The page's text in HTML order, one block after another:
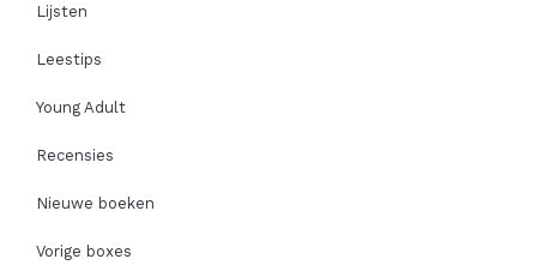
Lijsten
Leestips
Young Adult
Recensies
Nieuwe boeken
Vorige boxes